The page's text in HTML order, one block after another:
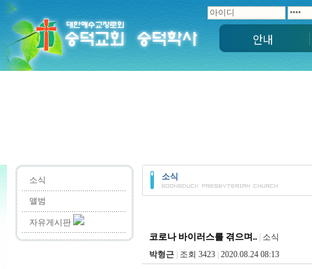
안내
소식
앨범
자유게시판
소식
코로나 바이러스를 겪으며..
소식
박형근
조회 3423 2020.08.24 08:13